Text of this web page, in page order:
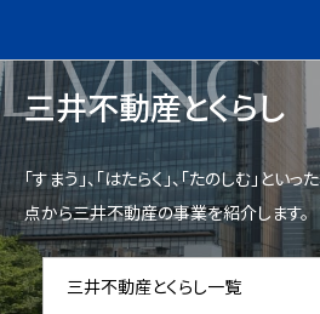
三井不動産とくらし
「すまう」、「はたらく」、「たのしむ」と
点から三井不動産の事業を紹介します。
三井不動産とくらし一覧